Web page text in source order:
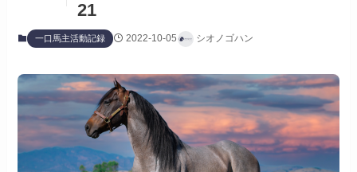
21
一口馬主活動記録 2022-10-05 シオノゴハン